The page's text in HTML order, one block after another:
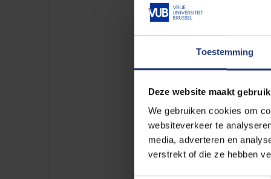
Toestemming
Deze website maakt
We gebruiken cookies om
websiteverkeer te
media, adverteren en
verstrekt of die ze hebben
gedachte hier was: ‘wat heb ik
“Een succesvolle